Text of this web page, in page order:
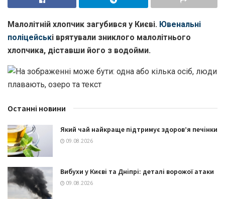
Малолітній хлопчик загубився у Києві. Ювенальні
поліцейські врятували зниклого малолітнього
хлопчика, діставши його з водойми.
Останні новини
Який чай найкраще підтримує здоров’я печінки
09.08.2026
Вибухи у Києві та Дніпрі: деталі ворожої атаки
09.08.2026